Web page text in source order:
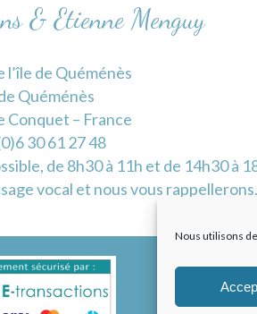
Nous utilisons
& Etienne Menguy
l’île de Quéménès
Quéménès
Conquet – France
30 61 27 48
de 8h30 à 11h et de 14h30 à
vocal et nous vous rappellerons.